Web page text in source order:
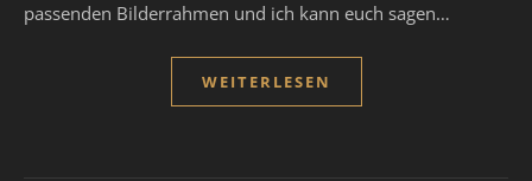
passenden Bilderrahmen und ich kann euch sagen…
WEITERLESEN